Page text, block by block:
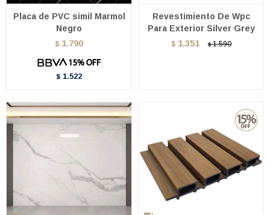
Placa de PVC simil Marmol
Negro
$ 1.790
$ 1.522
Revestimiento De Wpc
Para Exterior Silver Grey
$ 1.351 $ 1.590